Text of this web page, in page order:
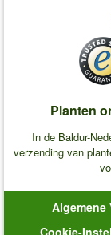
Planten
In de Baldur-
verzending van
Algemene
Cookie-